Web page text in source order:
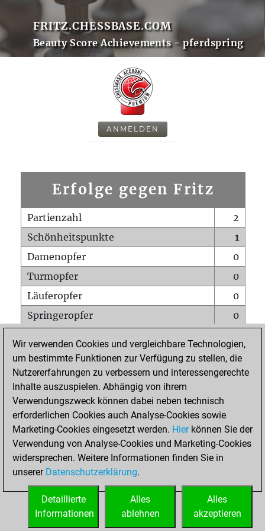
FRITZ.CHESSBASE.COM
Beauty Score Achievements - pferdspring
ANMELDEN
Erfolge gegen Fritz
Partienzahl
2
Schönheitspunkte
1
Damenopfer
0
Turmopfer
0
Läuferopfer
0
Springeropfer
0
Matt auf vollem Brett
0
Bauer setzt Matt
0
Erstickte Matts
Unterverwandlungen
Türme auf der siebten
0
STARTSEITE
Wir verwenden Cookies und vergleichbare Technologien,
um bestimmte Funktionen zur Verfügung zu stellen, die
Nutzererfahrungen zu verbessern und interessengerechte
Inhalte auszuspielen. Abhängig von ihrem
Verwendungszweck können dabei neben technisch
erforderlichen Cookies auch Analyse-Cookies sowie
Marketing-Cookies eingesetzt werden. Hierkönnen Sie der
Verwendung von Analyse-Cookies und Marketing-Cookies
widersprechen. Weitere Informationen finden Sie in
unserer Datenschutzerklärung.
Alles
akzeptieren
Alles
ablehnen
Detaillierte
Informationen